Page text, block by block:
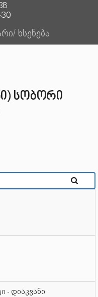
ხსენება
სობორი
- დიაკვანი.